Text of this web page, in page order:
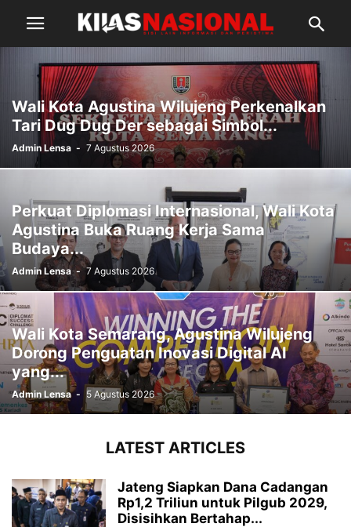
Wali Kota Agustina Wilujeng Perkenalkan
Tari Dug Dug Der sebagai Simbol...
Admin Lensa - 7 Agustus 2026
Perkuat Diplomasi Internasional, Wali Kota
Agustina Buka Ruang Kerja Sama
Budaya...
Admin Lensa - 7 Agustus 2026
Wali Kota Semarang, Agustina Wilujeng
Dorong Penguatan Inovasi Digital AI
yang...
Admin Lensa - 5 Agustus 2026
LATEST ARTICLES
Jateng Siapkan Dana Cadangan
Rp1,2 Triliun untuk Pilgub 2029,
Disisihkan Bertahap...